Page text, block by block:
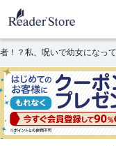
！？私、呪いで幼女になっ